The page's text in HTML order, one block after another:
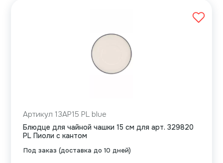
Под заказ (доставка до 10 дней)
Артикул 13AP15 PL blue
Блюдце для чайной чашки 15 см для арт. 329820
PL Пиоли с кантом